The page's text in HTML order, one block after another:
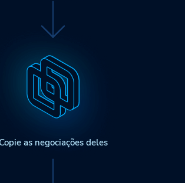
Copie as negociações deles